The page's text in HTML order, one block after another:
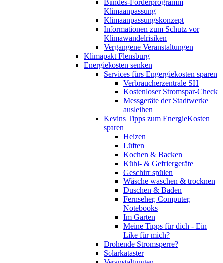
Bundes-Förderprogramm
Klimaanpassung
Klimaanpassungskonzept
Informationen zum Schutz vor
Klimawandelrisiken
Vergangene Veranstaltungen
Klimapakt Flensburg
Energiekosten senken
Services fürs Engergiekosten sparen
Verbraucherzentrale SH
Kostenloser Stromspar-Check
Messgeräte der Stadtwerke
ausleihen
Kevins Tipps zum EnergieKosten
sparen
Heizen
Lüften
Kochen & Backen
Kühl- & Gefriergeräte
Geschirr spülen
Wäsche waschen & trocknen
Duschen & Baden
Fernseher, Computer,
Notebooks
Im Garten
Meine Tipps für dich - Ein
Like für mich?
Drohende Stromsperre?
Solarkataster